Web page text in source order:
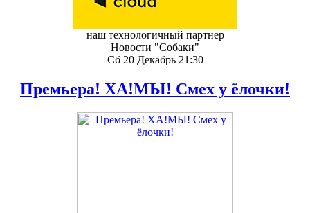
наш технологичный партнер
Новости "Собаки"
Сб 20 Декабрь 21:30
Премьера! ХА!МЫ! Смех у ёлочки!